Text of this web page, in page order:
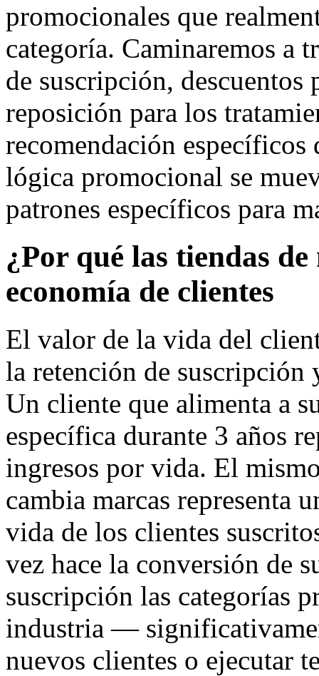
promocionales que
categoría. Caminaremos a
de suscripción,
reposición para los
recomendación específicos
lógica promocional se
patrones específicos para
¿Por qué las tiendas
economía de clientes
El valor de la vida del
la retención de suscripción
Un cliente que alimenta a
específica durante 3 años
ingresos por vida. El
cambia marcas representa
vida de los clientes
vez hace la conversión de
suscripción las categorías
industria —
nuevos clientes o ejecutar